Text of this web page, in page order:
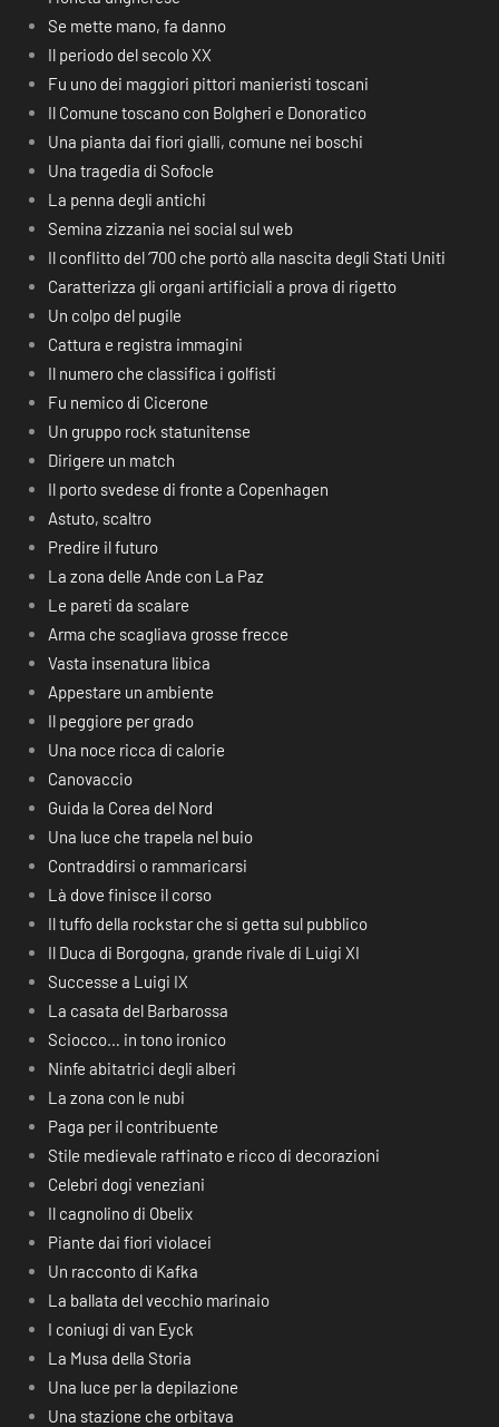
Se mette mano, fa danno
Il periodo del secolo XX
Fu uno dei maggiori pittori manieristi toscani
Il Comune toscano con Bolgheri e Donoratico
Una pianta dai fiori gialli, comune nei boschi
Una tragedia di Sofocle
La penna degli antichi
Semina zizzania nei social sul web
Il conflitto del ‘700 che portò alla nascita degli Stati Uniti
Caratterizza gli organi artificiali a prova di rigetto
Un colpo del pugile
Cattura e registra immagini
Il numero che classifica i golfisti
Fu nemico di Cicerone
Un gruppo rock statunitense
Dirigere un match
Il porto svedese di fronte a Copenhagen
Astuto, scaltro
Predire il futuro
La zona delle Ande con La Paz
Le pareti da scalare
Arma che scagliava grosse frecce
Vasta insenatura libica
Appestare un ambiente
Il peggiore per grado
Una noce ricca di calorie
Canovaccio
Guida la Corea del Nord
Una luce che trapela nel buio
Contraddirsi o rammaricarsi
Là dove finisce il corso
Il tuffo della rockstar che si getta sul pubblico
Il Duca di Borgogna, grande rivale di Luigi XI
Successe a Luigi IX
La casata del Barbarossa
Sciocco… in tono ironico
Ninfe abitatrici degli alberi
La zona con le nubi
Paga per il contribuente
Stile medievale raffinato e ricco di decorazioni
Celebri dogi veneziani
Il cagnolino di Obelix
Piante dai fiori violacei
Un racconto di Kafka
La ballata del vecchio marinaio
I coniugi di van Eyck
La Musa della Storia
Una luce per la depilazione
Una stazione che orbitava